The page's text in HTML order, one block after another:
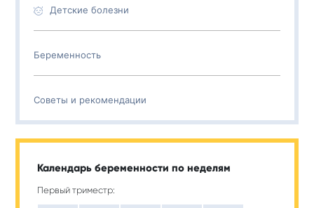
Детские болезни
Беременность
Советы и рекомендации
Календарь беременности по неделям
Первый триместр: